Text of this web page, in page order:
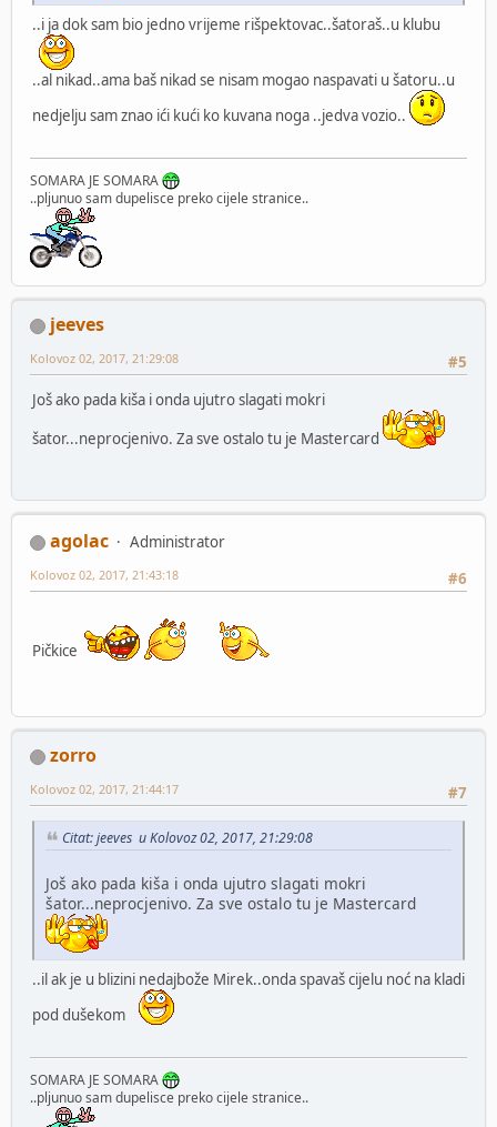
..i ja dok sam bio jedno vrijeme rišpektovac..šatoraš..u klubu
..al nikad..ama baš nikad se nisam mogao naspavati u šatoru..u
nedjelju sam znao ići kući ko kuvana noga ..jedva vozio..
SOMARA JE SOMARA
..pljunuo sam dupelisce preko cijele stranice..
jeeves
#5
Kolovoz 02, 2017, 21:29:08
Još ako pada kiša i onda ujutro slagati mokri
šator...neprocjenivo. Za sve ostalo tu je Mastercard
agolac
Administrator
#6
Kolovoz 02, 2017, 21:43:18
Pičkice
zorro
#7
Kolovoz 02, 2017, 21:44:17
Citat: jeeves u Kolovoz 02, 2017, 21:29:08
Još ako pada kiša i onda ujutro slagati mokri
šator...neprocjenivo. Za sve ostalo tu je Mastercard
..il ak je u blizini nedajbože Mirek..onda spavaš cijelu noć na kladi
pod dušekom
SOMARA JE SOMARA
..pljunuo sam dupelisce preko cijele stranice..